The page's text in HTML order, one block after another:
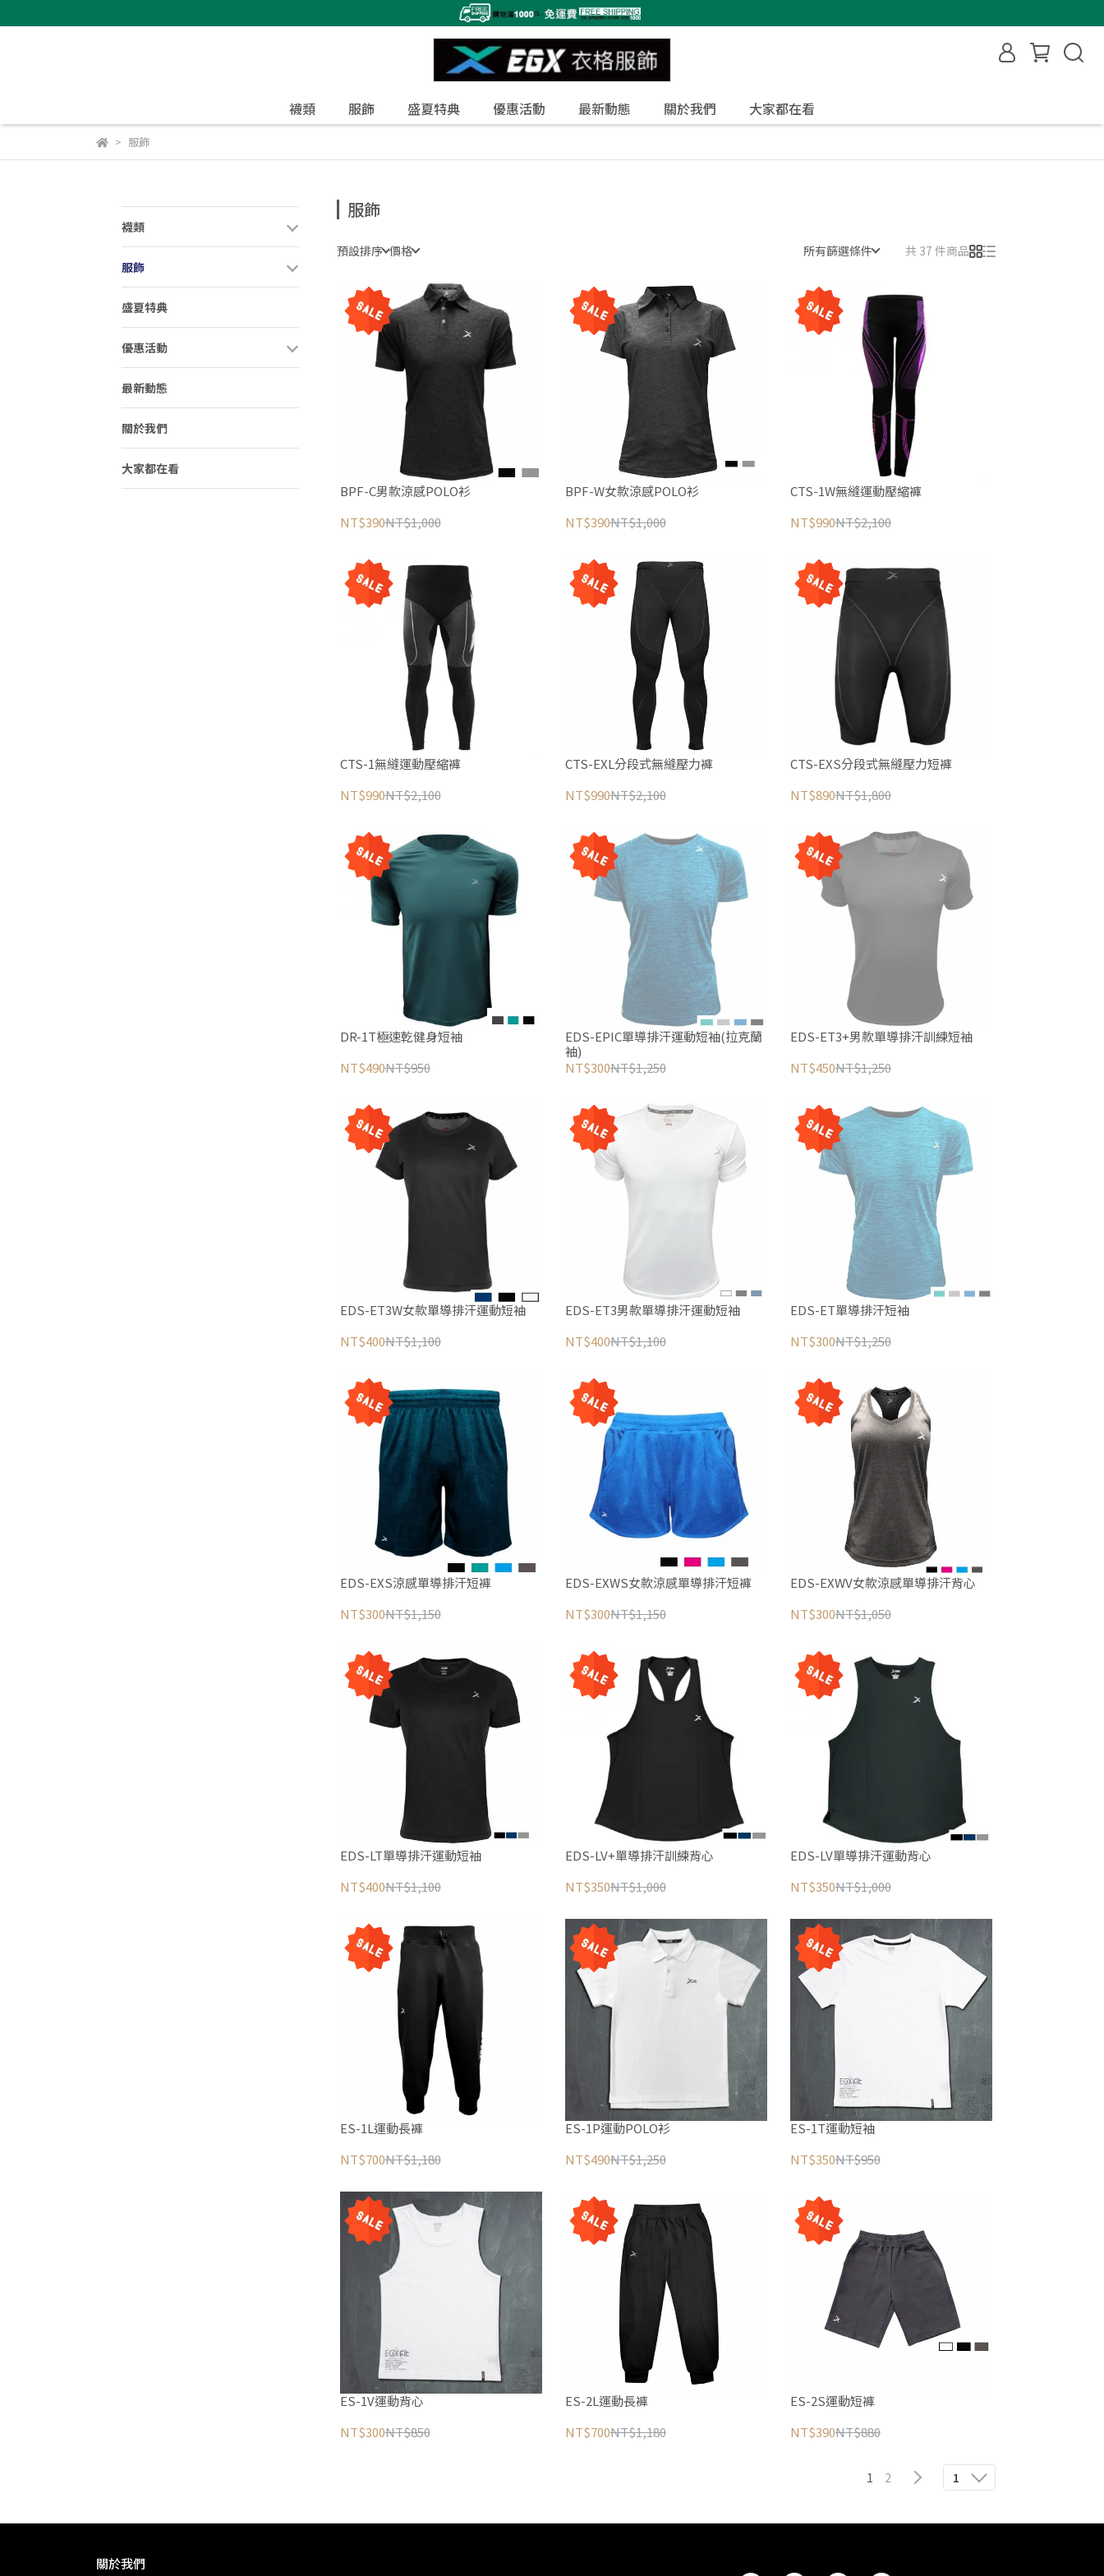
襪類 服飾 盛夏特典 優惠活動 最新動態 關於我們 大家都在看
服飾
襪類
服飾
盛夏特典
優惠活動
最新動態
關於我們
大家都在看
服飾
預設排序 價格 所有篩選條件 共 37 件商品
BPF-C男款涼感POLO衫
NT$390NT$1,000
BPF-W女款涼感POLO衫
NT$390NT$1,000
CTS-1W無縫運動壓縮褲
NT$990NT$2,100
CTS-1無縫運動壓縮褲
NT$990NT$2,100
CTS-EXL分段式無縫壓力褲
NT$990NT$2,100
CTS-EXS分段式無縫壓力短褲
NT$890NT$1,800
DR-1T極速乾健身短袖
NT$490NT$950
EDS-EPIC單導排汗運動短袖(拉克蘭
袖)
NT$300NT$1,250
EDS-ET3+男款單導排汗訓練短袖
NT$450NT$1,250
EDS-ET3W女款單導排汗運動短袖
NT$400NT$1,100
EDS-ET3男款單導排汗運動短袖
NT$400NT$1,100
EDS-ET單導排汗短袖
NT$300NT$1,250
EDS-EXS涼感單導排汗短褲
NT$300NT$1,150
EDS-EXWS女款涼感單導排汗短褲
NT$300NT$1,150
EDS-EXWV女款涼感單導排汗背心
NT$300NT$1,050
EDS-LT單導排汗運動短袖
NT$400NT$1,100
EDS-LV+單導排汗訓練背心
NT$350NT$1,000
EDS-LV單導排汗運動背心
NT$350NT$1,000
ES-1L運動長褲
NT$700NT$1,180
ES-1P運動POLO衫
NT$490NT$1,250
ES-1T運動短袖
NT$350NT$950
ES-1V運動背心
NT$300NT$850
ES-2L運動長褲
NT$700NT$1,180
ES-2S運動短褲
NT$390NT$880
1 2 1
關於我們